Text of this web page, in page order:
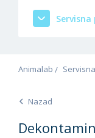
Animalab
Nazad